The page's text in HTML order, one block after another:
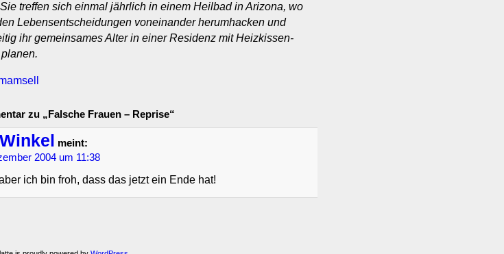
treffen sich einmal jährlich in einem Heilbad in Arizona, wo
Lebensentscheidungen voneinander herumhacken und
ihr gemeinsames Alter in einer Residenz mit Heizkissen-
zu „Falsche Frauen – Reprise“
meint:
2004 um 11:38
ich bin froh, dass das jetzt ein Ende hat!